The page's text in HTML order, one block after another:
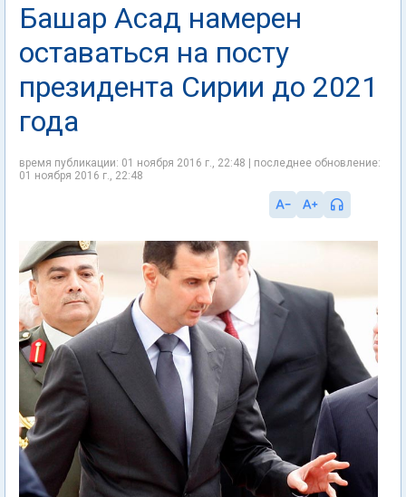
Башар Асад намерен
оставаться на посту
президента Сирии до 2021
года
время публикации: 01 ноября 2016 г., 22:48 | последнее обновление:
01 ноября 2016 г., 22:48